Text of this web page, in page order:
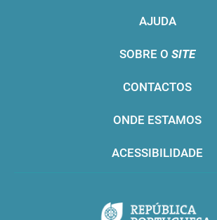
AJUDA
SOBRE O SITE
CONTACTOS
ONDE ESTAMOS
ACESSIBILIDADE